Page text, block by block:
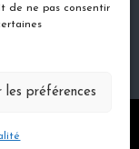
de ne pas consentir
les préférences